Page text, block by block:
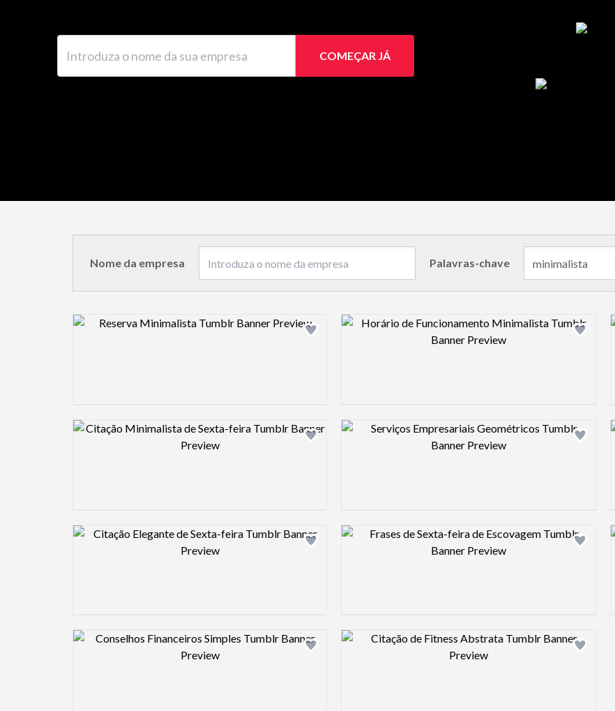
COMEÇAR JÁ
Nome da empresa Palavras-chave
Design preview image Design preview image
Design preview image Design preview image
Design preview image Design preview image
Design preview image Design preview image